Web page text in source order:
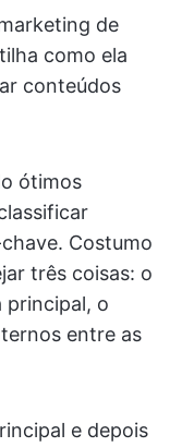
de
como ela
conteúdos
ótimos
Costumo
três coisas: o
principal, o
entre as
e depois